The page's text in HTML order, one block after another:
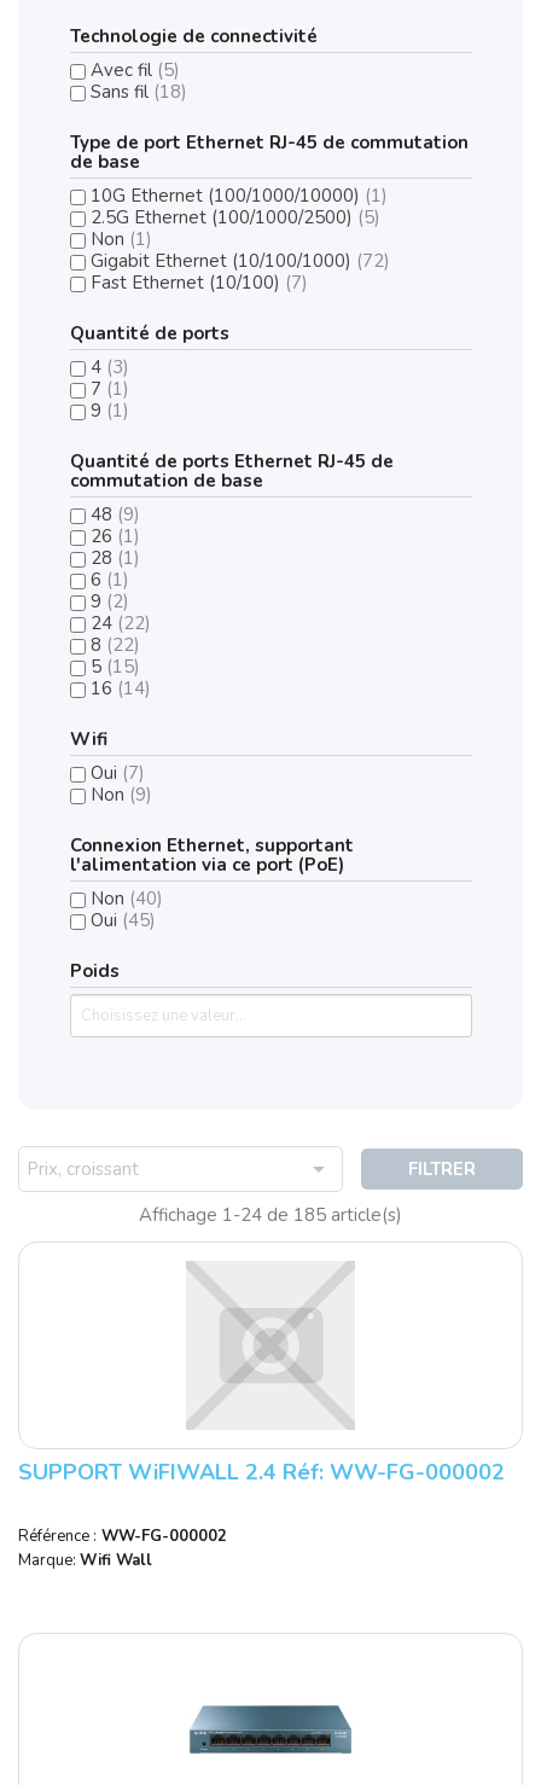
Technologie de connectivité
Avec fil (5)
Sans fil (18)
Type de port Ethernet RJ-45 de commutation
de base
10G Ethernet (100/1000/10000) (1)
2.5G Ethernet (100/1000/2500) (5)
Non (1)
Gigabit Ethernet (10/100/1000) (72)
Fast Ethernet (10/100) (7)
Quantité de ports
4 (3)
7 (1)
9 (1)
Quantité de ports Ethernet RJ-45 de
commutation de base
48 (9)
26 (1)
28 (1)
6 (1)
9 (2)
24 (22)
8 (22)
5 (15)
16 (14)
Wifi
Oui (7)
Non (9)
Connexion Ethernet, supportant
l'alimentation via ce port (PoE)
Non (40)
Oui (45)
Poids
Prix, croissant 
FILTRER
Affichage 1-24 de 185 article(s)
SUPPORT WiFIWALL 2.4 Réf: WW-FG-000002
Référence : WW-FG-000002
Marque: Wifi Wall